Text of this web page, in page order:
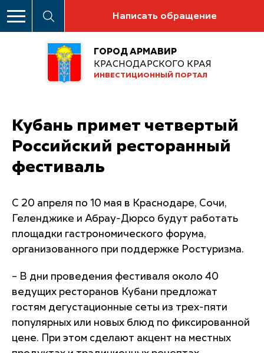
Написать обращение
ГОРОД АРМАВИР
КРАСНОДАРСКОГО КРАЯ
ИНВЕСТИЦИОННЫЙ ПОРТАЛ
Кубань примет четвертый
Российский ресторанный
фестиваль
С 20 апреля по 10 мая в Краснодаре, Сочи,
Геленджике и Абрау-Дюрсо будут работать
площадки гастрономического форума,
организованного при поддержке Ростуризма.
– В дни проведения фестиваля около 40
ведущих ресторанов Кубани предложат
гостям дегустационные сеты из трех-пяти
популярных или новых блюд по фиксированной
цене. При этом сделают акцент на местных